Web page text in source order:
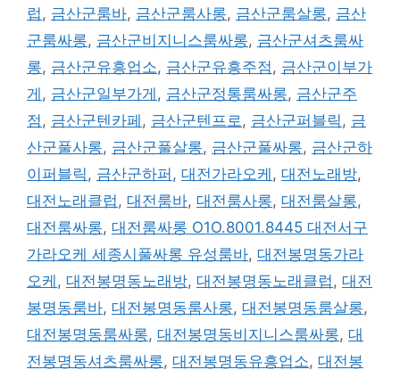
그
럽, 금산군룸바, 금산군룸사롱, 금산군룸살롱, 금산
군룸싸롱, 금산군비지니스룸싸롱, 금산군셔츠룸싸
롱, 금산군유흥업소, 금산군유흥주점, 금산군이부가
게 , 금산군일부가게 , 금산군정통룸싸롱, 금산군주
점, 금산군텐카페 , 금산군텐프로, 금산군퍼블릭, 금
산군풀사롱, 금산군풀살롱, 금산군풀싸롱, 금산군하
이퍼블릭, 금산군하퍼 , 대전가라오케 , 대전노래방,
대전노래클럽, 대전룸바, 대전룸사롱, 대전룸살롱,
대전룸싸롱, 대전룸싸롱 O1O.8001.8445 대전서구
가라오케 세종시풀싸롱 유성룸바, 대전봉명동가라
오케 , 대전봉명동노래방, 대전봉명동노래클럽, 대전
봉명동룸바, 대전봉명동룸사롱, 대전봉명동룸살롱,
대전봉명동룸싸롱, 대전봉명동비지니스룸싸롱, 대
전봉명동셔츠룸싸롱, 대전봉명동유흥업소, 대전봉